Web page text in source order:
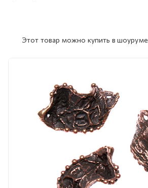
Этот товар можно купить в шоуруме